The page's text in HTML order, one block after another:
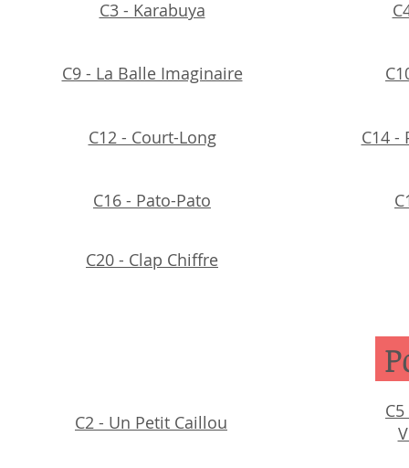
C20 - Clap Chiffre
C16 - Pato-Pato
C14 -
C12 - Court-Long
C3 - Karabuya
C9 - La Balle Imaginaire
C2 - Un Petit Caillou